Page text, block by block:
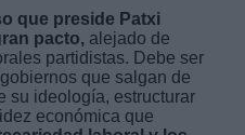
que preside Patxi
pacto, alejado de
partidistas. Debe ser
que salgan de
su ideología, estructurar
económica que